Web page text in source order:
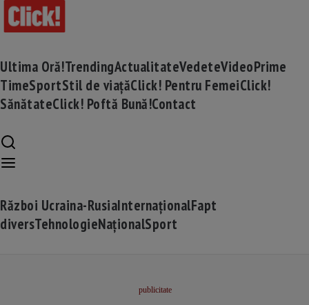
Ultima Oră!TrendingActualitateVedeteVideoPrime
TimeSportStil de viațăClick! Pentru FemeiClick!
SănătateClick! Poftă Bună!Contact
Război Ucraina-RusiaInternaționalFapt
diversTehnologieNaționalSport